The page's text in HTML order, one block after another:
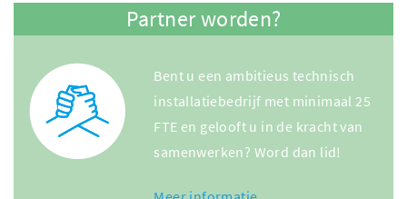
Partner worden?
Bent u een ambitieus technisch
installatiebedrijf met minimaal 25
FTE en gelooft u in de kracht van
samenwerken? Word dan lid!